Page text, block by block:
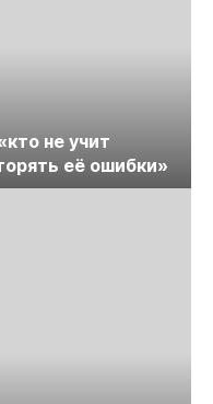
не учит
её ошибки»